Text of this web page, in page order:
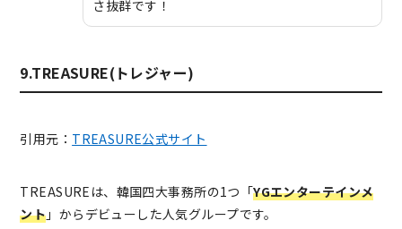
さ抜群です！
9.TREASURE(トレジャー)
引用元： TREASURE公式サイト
TREASUREは、韓国四大事務所の1つ「YGエンターテインメ
ント 」からデビューした人気グループです。